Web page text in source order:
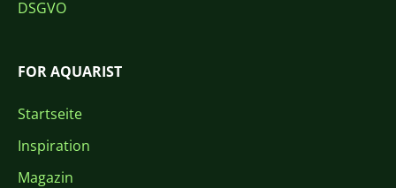
DSGVO
FOR AQUARIST
Startseite
Inspiration
Magazin